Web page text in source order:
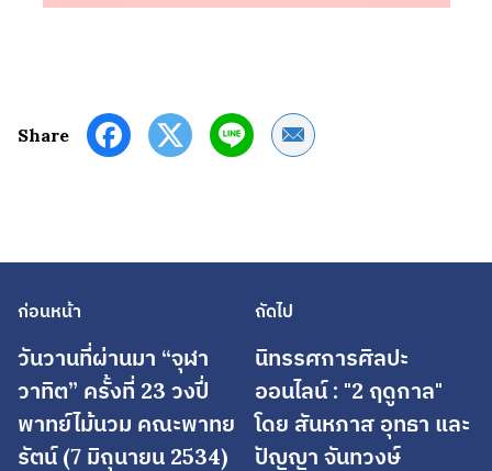
Share Share by Email
ก่อนหน้า
วันวานที่ผ่านมา “จุฬา
วาทิต” ครั้งที่ 23 วงปี่
พาทย์ไม้นวม คณะพาทย
รัตน์ (7 มิถุนายน 2534)
ถัดไป
นิทรรศการศิลปะ
ออนไลน์ : "2 ฤดูกาล"
โดย สันหภาส อุทธา และ
ปัญญา จันทวงษ์